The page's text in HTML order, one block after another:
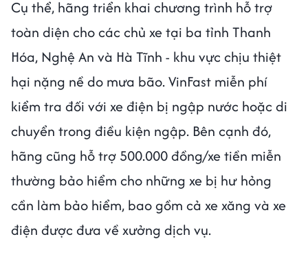
Cụ thể, hãng triển khai chương trình hỗ trợ
toàn diện cho các chủ xe tại ba tỉnh Thanh
Hóa, Nghệ An và Hà Tĩnh - khu vực chịu thiệt
hại nặng nề do mưa bão. VinFast miễn phí
kiểm tra đối với xe điện bị ngập nước hoặc di
chuyển trong điều kiện ngập. Bên cạnh đó,
hãng cũng hỗ trợ 500.000 đồng/xe tiền miễn
thường bảo hiểm cho những xe bị hư hỏng
cần làm bảo hiểm, bao gồm cả xe xăng và xe
điện được đưa về xưởng dịch vụ.